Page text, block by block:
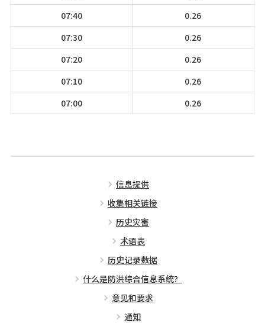
07:40
0.26
07:30
0.26
07:20
0.26
07:10
0.26
07:00
0.26
信息提供
收集相关链接
历史灾害
术语表
历史记录数据
什么是防洪综合信息系统？
意见和要求
通知